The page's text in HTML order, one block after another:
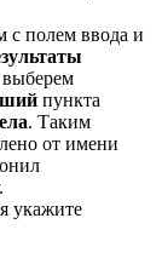
с полем ввода и
выберем
пункта
. Таким
от имени
укажите